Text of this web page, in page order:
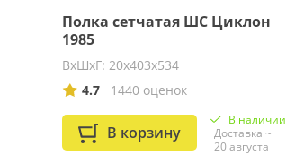
Полка сетчатая ШС Циклон
1985
ВхШхГ: 20х403х534
4.7
1440 оценок
В корзину
В наличии
Доставка ~
20 августа